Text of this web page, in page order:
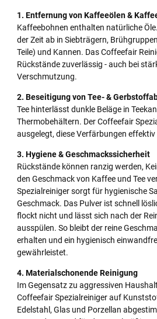
1. Entfernung von Kaffeeölen &
Kaffeebohnen enthalten natürliche
der Zeit ab in Siebträgern,
Teile) und Kannen. Das Coffeefair
Rückstände zuverlässig - auch bei
Verschmutzung.
2. Beseitigung von Tee- &
Tee hinterlässt dunkle Beläge in
Thermobehältern. Der Coffeefair
ausgelegt, diese Verfärbungen effektiv
3. Hygiene & Geschmackssicherheit
Rückstände können ranzig werden,
den Geschmack von Kaffee und Tee
Spezialreiniger sorgt für hygienische
Geschmack. Das Pulver ist schnell
flockt nicht und lässt sich nach der
ausspülen. So bleibt der reine
erhalten und ein hygienisch
gewährleistet.
4. Materialschonende Reinigung
Im Gegensatz zu aggressiven
Coffeefair Spezialreiniger auf
Edelstahl, Glas und Porzellan